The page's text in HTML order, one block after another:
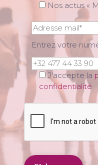
Nos actus «
Entrez votre
J'accepte la
confidentialité